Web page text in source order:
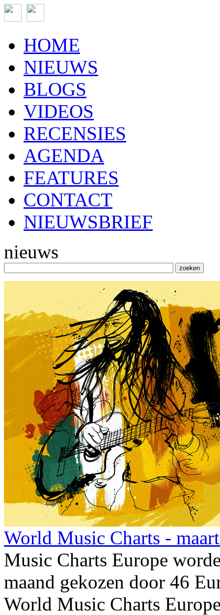
HOME
NIEUWS
BLOGS
VIDEOS
RECENSIES
AGENDA
FEATURES
CONTACT
NIEUWSBRIEF
nieuws
World Music Charts -
Music Charts Europe
maand gekozen door 46
World Music Charts